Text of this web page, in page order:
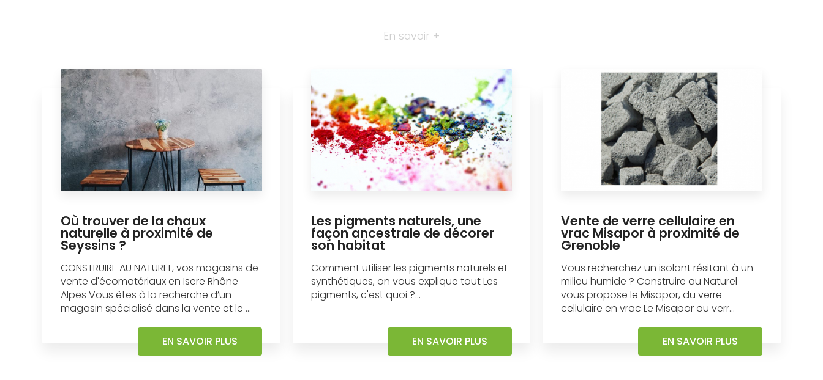
En savoir +
Où trouver de la chaux
naturelle à proximité de
Seyssins ?
CONSTRUIRE AU NATUREL, vos magasins de
vente d'écomatériaux en Isere Rhône
Alpes Vous êtes à la recherche d’un
magasin spécialisé dans la vente et le ...
EN SAVOIR PLUS
Les pigments naturels, une
façon ancestrale de décorer
son habitat
Comment utiliser les pigments naturels et
synthétiques, on vous explique tout Les
pigments, c'est quoi ?...
EN SAVOIR PLUS
Vente de verre cellulaire en
vrac Misapor à proximité de
Grenoble
Vous recherchez un isolant résitant à un
milieu humide ? Construire au Naturel
vous propose le Misapor, du verre
cellulaire en vrac Le Misapor ou verr...
EN SAVOIR PLUS